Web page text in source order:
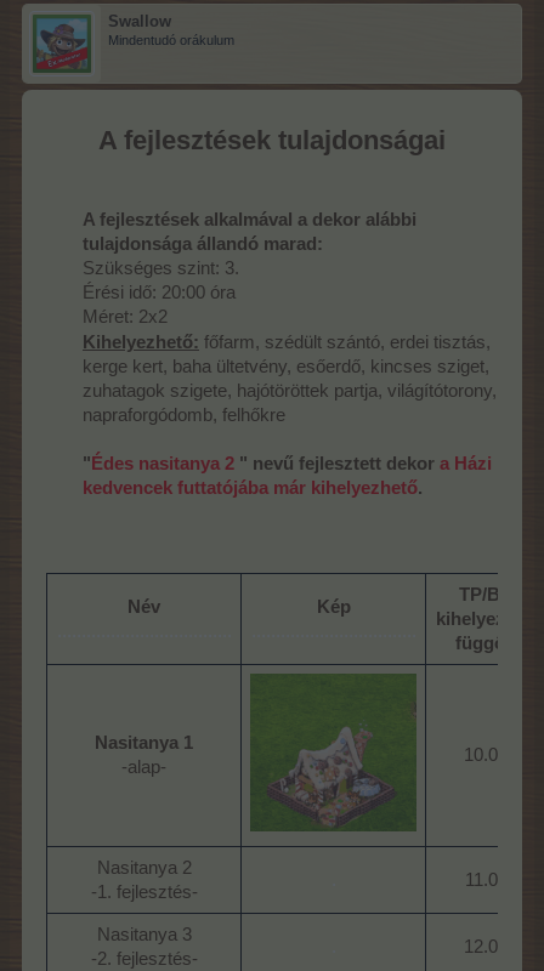
Swallow
Mindentudó orákulum
A fejlesztések tulajdonságai
A fejlesztések alkalmával a dekor alábbi
tulajdonsága állandó marad:
Szükséges szint: 3.
Érési idő: 20:00 óra
Méret: 2x2
Kihelyezhető: főfarm, szédült szántó, erdei tisztás,
kerge kert, baha ültetvény, esőerdő, kincses sziget,
zuhatagok szigete, hajótöröttek partja, világítótorony,
napraforgódomb, felhőkre
" Édes nasitanya 2 " nevű fejlesztett dekor a Házi
kedvencek futtatójába már kihelyezhető.
Név
Kép
TP/BTP
függően
Nasitanya 1
-alap-​
10.000
Nasitanya 2
-1. fejlesztés-​
11.000
Nasitanya 3
-2. fejlesztés-​
12.000